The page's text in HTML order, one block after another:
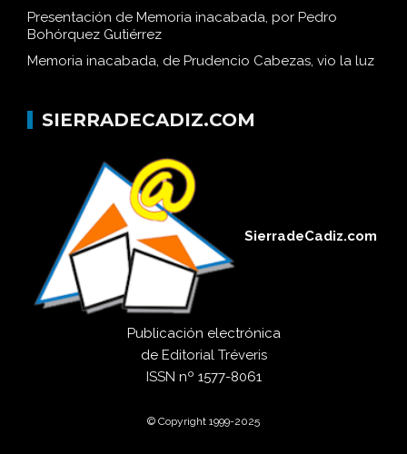
Presentación de Memoria inacabada, por Pedro
Bohórquez Gutiérrez
Memoria inacabada, de Prudencio Cabezas, vio la luz
SIERRADECADIZ.COM
SierradeCadiz.com
Publicación electrónica
de Editorial Tréveris
ISSN nº 1577-8061
© Copyright 1999-2025